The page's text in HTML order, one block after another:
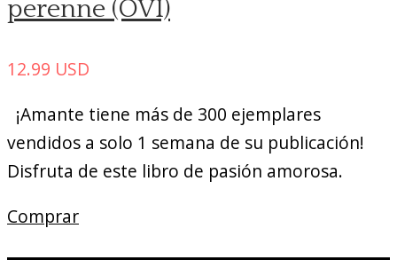
perenne (OVI)
12.99 USD
¡Amante tiene más de 300 ejemplares
vendidos a solo 1 semana de su publicación!
Disfruta de este libro de pasión amorosa.
Comprar